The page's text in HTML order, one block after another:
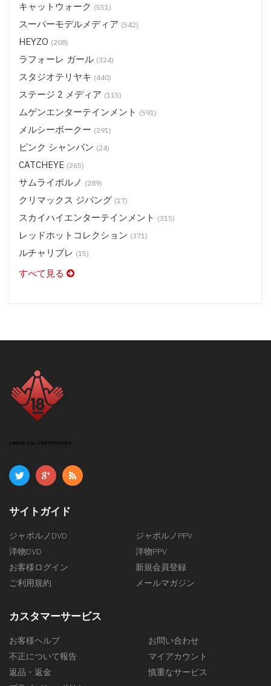
ムゲンエンターテインメント全作品 (DVD/BD) $9.50
CATCHEYE (BD) $13.50
CATCHEYE その他 (DVD/BD) $9.50
サムライポルノ (BD) $13.50
サムライポルノ 全作品 (DVD/BD) $9.50
HEYZO (DVD) $14.50
ステージ 2 メディア (BD) $18.50
ステージ 2 メディア (BD) $16.50
ステージ 2 メディア (BD) $14.50
ステージ 2 メディア (DVD) $16.50
ステージ 2 メディア (DVD) $13.50
スタジオテリヤキ ポークテリヤキ (DVD) $9.50
スタジオテリヤキ ブリノテリヤキ(DVD) $9.50
スタジオテリヤキ チキンテリヤキ・他 (DVD) $9.50
スカイハイエンターテインメント (BD) $19.50
スカイハイエンターテインメント (DVD) $13.50
ルチャリブレ (DVD) $13.50
SASUKE (DVD) $9.50
神風 ガールズ/プレミアム (DVD) $9.50
神風 プレミアム (DVD) $13.50
エンパイア (DVD) $9.50
MIKADO (DVD) $9.50
クライマックスジパング (BD) $18.50
クライマックスジパング (DVD) $14.50
トラトラトラ (DVD) $13.50
Queen 8 (DVD) $9.50
TOKIO (DVD) $9.50
ワンピース (DVD) $9.50
ホットクリーム (DVD) $9.50
DoBaDAM (DVD) $9.50
Hunter (DVD) $9.50
小天狗, サイクロン, スタジオヘキ (DVD) $13.50
キャットウォーク (551)
スーパーモデルメディア (542)
HEYZO (208)
ラフォーレ ガール (324)
スタジオテリヤキ (440)
ステージ 2 メディア (115)
ムゲンエンターテインメント (591)
メルシーボークー (291)
ピンク シャンパン (24)
CATCHEYE (265)
サムライポルノ (289)
クリマックス ジパング (17)
スカイハイエンターテインメント (315)
レッドホットコレクション (371)
ルチャリブレ (15)
すべて見る
ABOUT SSL CERTIFICATES
サイトガイド
ジャポルノDVD
ジャポルノPPV
洋物DVD
洋物PPV
お客様ログイン
新規会員登録
ご利用規約
メールマガジン
カスタマーサービス
お客様ヘルプ
お問い合わせ
不正について報告
マイアカウント
返品・返金
慎重なサービス